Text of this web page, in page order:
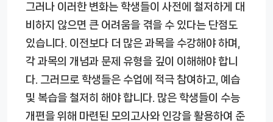
그러나 이러한 변화는 학생들이 사전에 철저하게 대
비하지 않으면 큰 어려움을 겪을 수 있다는 단점도
있습니다. 이전보다 더 많은 과목을 수강해야 하며,
각 과목의 개념과 문제 유형을 깊이 이해해야 합니
다. 그러므로 학생들은 수업에 적극 참여하고, 예습
및 복습을 철저히 해야 합니다. 많은 학생들이 수능
개편을 위해 마련된 모의고사와 인강을 활용하여 준